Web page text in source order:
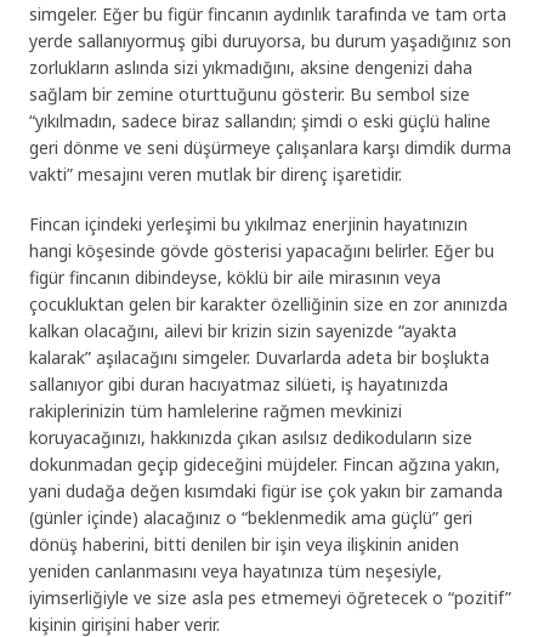
simgeler. Eğer bu figür fincanın aydınlık tarafında ve tam orta
yerde sallanıyormuş gibi duruyorsa, bu durum yaşadığınız son
zorlukların aslında sizi yıkmadığını, aksine dengenizi daha
sağlam bir zemine oturttuğunu gösterir. Bu sembol size
“yıkılmadın, sadece biraz sallandın; şimdi o eski güçlü haline
geri dönme ve seni düşürmeye çalışanlara karşı dimdik durma
vakti” mesajını veren mutlak bir direnç işaretidir.
Fincan içindeki yerleşimi bu yıkılmaz enerjinin hayatınızın
hangi köşesinde gövde gösterisi yapacağını belirler. Eğer bu
figür fincanın dibindeyse, köklü bir aile mirasının veya
çocukluktan gelen bir karakter özelliğinin size en zor anınızda
kalkan olacağını, ailevi bir krizin sizin sayenizde “ayakta
kalarak” aşılacağını simgeler. Duvarlarda adeta bir boşlukta
sallanıyor gibi duran hacıyatmaz silüeti, iş hayatınızda
rakiplerinizin tüm hamlelerine rağmen mevkinizi
koruyacağınızı, hakkınızda çıkan asılsız dedikoduların size
dokunmadan geçip gideceğini müjdeler. Fincan ağzına yakın,
yani dudağa değen kısımdaki figür ise çok yakın bir zamanda
(günler içinde) alacağınız o “beklenmedik ama güçlü” geri
dönüş haberini, bitti denilen bir işin veya ilişkinin aniden
yeniden canlanmasını veya hayatınıza tüm neşesiyle,
iyimserliğiyle ve size asla pes etmemeyi öğretecek o “pozitif”
kişinin girişini haber verir.